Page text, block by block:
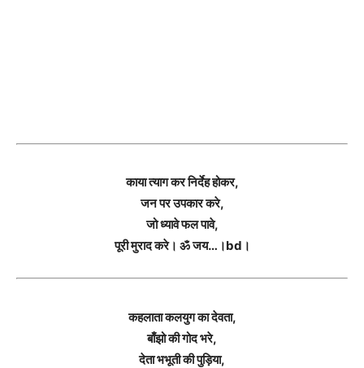
काया त्याग कर निर्देह होकर,
जन पर उपकार करे,
जो ध्यावे फल पावे,
पूरी मुराद करे। ॐ जय…।bd।
कहलाता कलयुग का देवता,
बाँझो की गोद भरे,
देता भभूती की पुड़िया,